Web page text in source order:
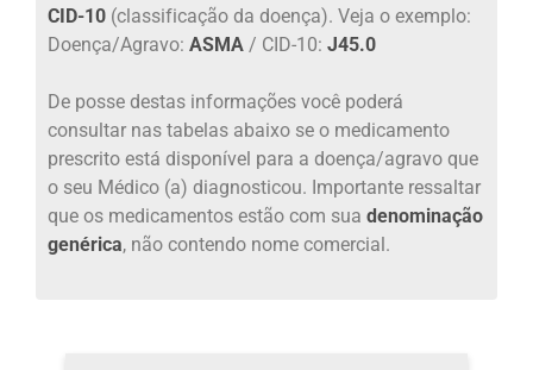
CID-10 (classificação da doença). Veja o exemplo:
Doença/Agravo: ASMA / CID-10: J45.0
De posse destas informações você poderá
consultar nas tabelas abaixo se o medicamento
prescrito está disponível para a doença/agravo que
o seu Médico (a) diagnosticou. Importante ressaltar
que os medicamentos estão com sua denominação
genérica, não contendo nome comercial.